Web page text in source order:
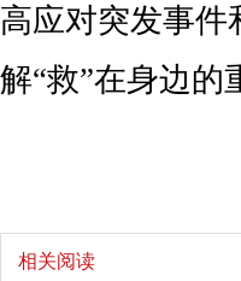
高应对突发事件
解“救”在身边的
相关阅读